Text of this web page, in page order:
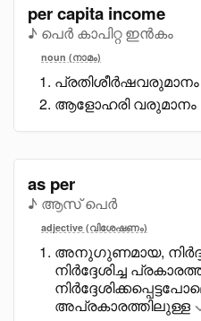
per capita income
♪ പെർ കാപിറ്റ ഇൻകം
noun (നാമം)
പ്രതിശീർഷവരുമാനം
ആളോഹരി വരുമാനം
as per
♪ ആസ് പെർ
adjective (വിശേഷണം)
അനുഗുണമായ,
നിർദ്ദേശിച്ച
അപ്രകാരത്തിലുള്ള